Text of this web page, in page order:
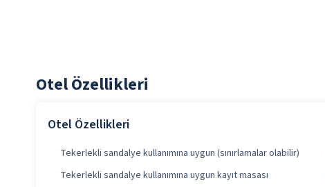
Otel Özellikleri
Otel Özellikleri
Tekerlekli sandalye kullanımına uygun (sınırlamalar olabilir)
Tekerlekli sandalye kullanımına uygun kayıt masası